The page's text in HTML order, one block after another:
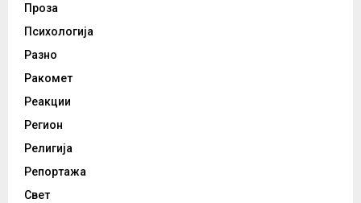
Проза
Психологија
Разно
Ракомет
Реакции
Регион
Религија
Репортажа
Свет